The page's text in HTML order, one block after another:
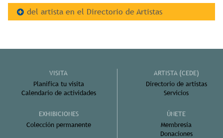
del artista en el Directorio de Artistas
VISITA
Planifica tu visita
Calendario de actividades
EXHIBICIONES
Colección permanente
ARTISTA (CEDE)
Directorio de artistas
Servicios
ÚNETE
Membresía
Donaciones